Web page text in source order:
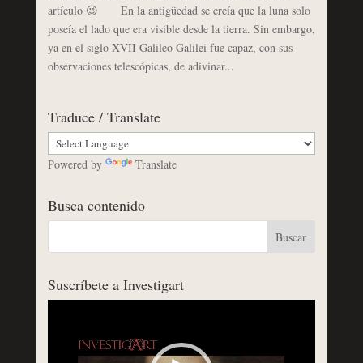
artículo 😉 En la antigüedad se creía que la luna solo
poseía el lado que era visible desde la tierra. Sin embargo,
ya en el siglo XVII Galileo Galilei fue capaz, con sus
observaciones telescópicas, de adivinar...
Traduce / Translate
Powered by Translate
Busca contenido
Suscríbete a Investigart